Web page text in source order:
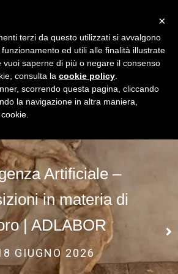
Artificiale –
in materia di
| ADLABOR
GIUGNO 2026
del personale
aziendali
all’instaurazione di un
del personale
aziendali
all’instaurazione di un
×
terzi da questo utilizzati si avvalgono
ed utili alle finalità illustrate
vuoi saperne di più o negare il consenso
consulta la cookie policy
scorrendo questa pagina, cliccando
la navigazione in altra maniera,